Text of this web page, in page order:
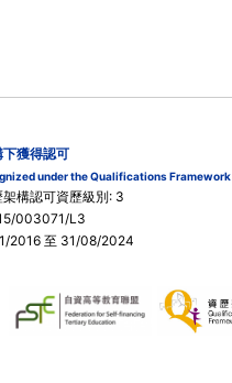
獲得認可
under the Qualifications Framework
構認可資歷級別: 3
003071/L3
2016 至 31/08/2024